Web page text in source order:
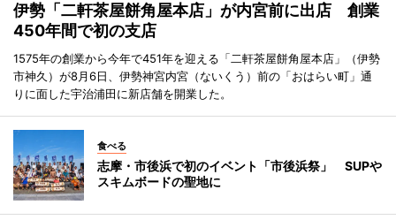
伊勢「二軒茶屋餅角屋本店」が内宮前に出店 創業
450年間で初の支店
1575年の創業から今年で451年を迎える「二軒茶屋餅角屋本店」（伊勢
市神久）が8月6日、伊勢神宮内宮（ないくう）前の「おはらい町」通
りに面した宇治浦田に新店舗を開業した。
食べる
志摩・市後浜で初のイベント「市後浜祭」 SUPや
スキムボードの聖地に